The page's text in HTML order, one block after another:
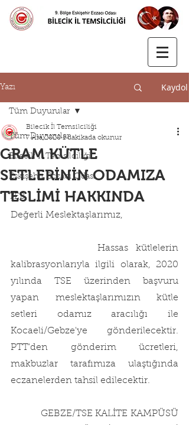
Yazı Kaydol
Tüm Duyurular
Bilecik İl Temsilciliği
Eskişehir Eczacı Odası
TEB
Tüm Duyurular
GRAM KÜTLE
SETLERİNİN ODAMIZA
TESLİMİ HAKKINDA
Bilecik İl Temsilciliği
7 Ara 2020 1 dakikada okunur
Değerli Meslektaşlarımız,
kalibrasyonlarıyla ilgili olarak, 2020
yılında TSE üzerinden başvuru
yapan meslektaşlarımızın kütle
setleri odamız aracılığı ile
Kocaeli/Gebze'ye gönderilecektir.
PTT'den gönderim ücretleri,
makbuzlar tarafımıza ulaştığında
eczanelerden tahsil edilecektir.